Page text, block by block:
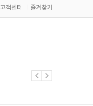
고객센터 즐겨찾기